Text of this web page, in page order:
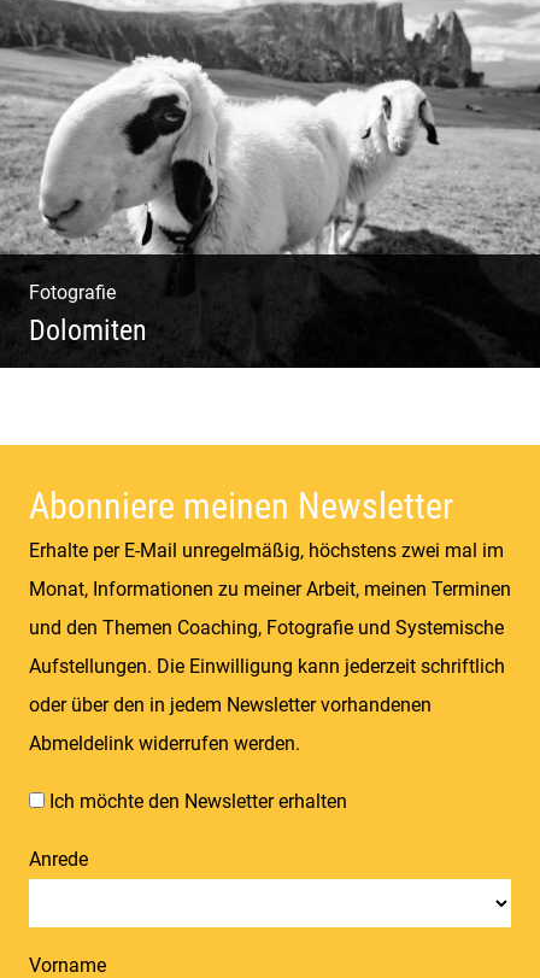
Coole Bartstyles | Haircut & Shave | Farbe
& Schnitt | Creating Men
Fotografie
Dolomiten
Abonniere meinen Newsletter
Erhalte per E-Mail unregelmäßig, höchstens zwei mal im
Monat, Informationen zu meiner Arbeit, meinen Terminen
und den Themen Coaching, Fotografie und Systemische
Aufstellungen. Die Einwilligung kann jederzeit schriftlich
oder über den in jedem Newsletter vorhandenen
Abmeldelink widerrufen werden.
Ich möchte den Newsletter erhalten
Anrede
Vorname